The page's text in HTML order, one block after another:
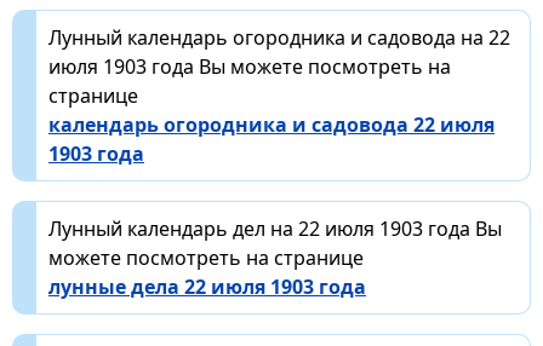
Лунный календарь огородника и садовода на 22
июля 1903 года Вы можете посмотреть на
странице
календарь огородника и садовода 22 июля
1903 года
Лунный календарь дел на 22 июля 1903 года Вы
можете посмотреть на странице
лунные дела 22 июля 1903 года